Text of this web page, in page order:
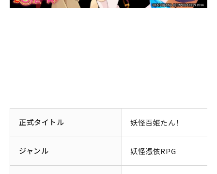
正式タイトル 妖怪百姫たん！
ジャンル 妖怪憑依RPG